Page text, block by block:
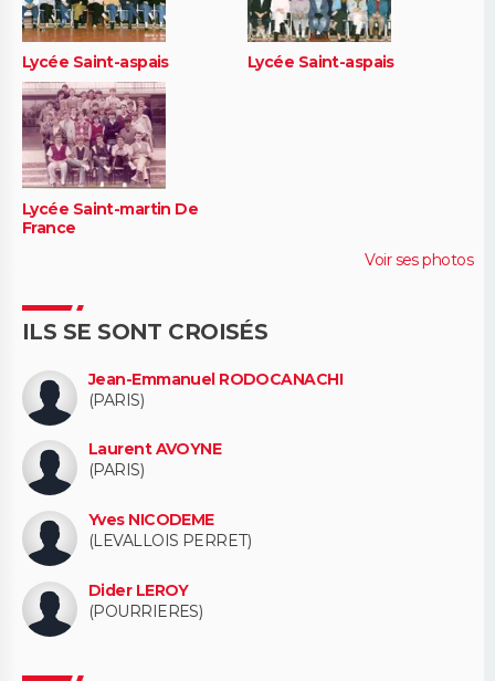
Lycée Saint-aspais Lycée Saint-aspais
Lycée Saint-martin De
France
Voir ses photos
ILS SE SONT CROISÉS
Jean-Emmanuel RODOCANACHI
(PARIS)
Laurent AVOYNE
(PARIS)
Yves NICODEME
(LEVALLOIS PERRET)
Dider LEROY
(POURRIERES)